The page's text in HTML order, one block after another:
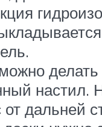
делать
настил.
от дальней